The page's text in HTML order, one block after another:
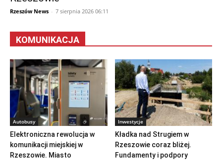
Rzeszów News - 7 sierpnia 2026 06:11
KOMUNIKACJA
Autobusy
Elektroniczna rewolucja w
komunikacji miejskiej w
Rzeszowie. Miasto
Inwestycje
Kładka nad Strugiem w
Rzeszowie coraz bliżej.
Fundamenty i podpory